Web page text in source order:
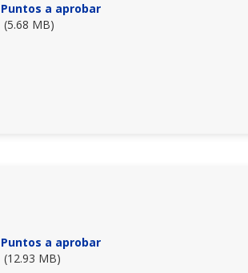
Puntos a aprobar
(5.68 MB)
Puntos a aprobar
(12.93 MB)